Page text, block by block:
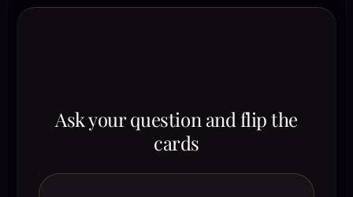
Ask your question and flip the
cards